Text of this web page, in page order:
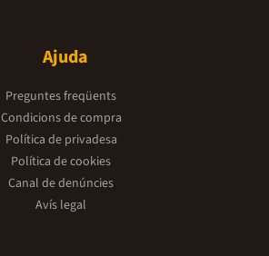
Ajuda
Preguntes freqüents
Condicions de compra
Política de privadesa
Política de cookies
Canal de denúncies
Avís legal